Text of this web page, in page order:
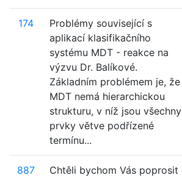
174
Problémy související s
aplikací klasifikačního
systému MDT - reakce na
výzvu Dr. Balíkové.
Základním problémem je, že
MDT nemá hierarchickou
strukturu, v níž jsou všechny
prvky větve podřízené
termínu...
887
Chtěli bychom Vás poprosit